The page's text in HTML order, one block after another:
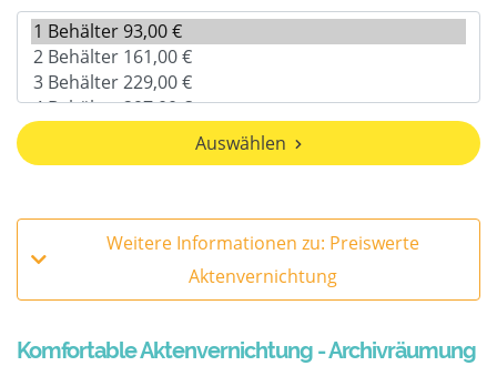
Auswählen
Weitere Informationen zu: Preiswerte
Aktenvernichtung
Komfortable Aktenvernichtung - Archivräumung